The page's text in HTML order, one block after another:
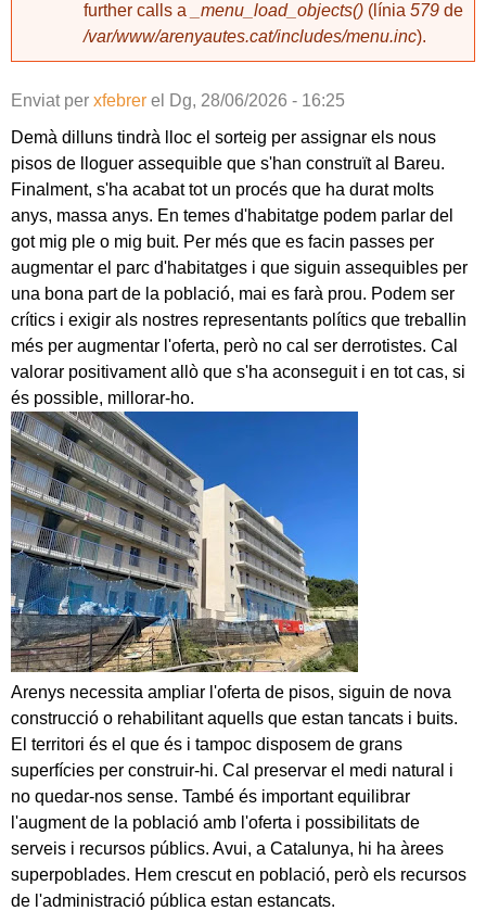
further calls a
_menu_load_objects() (línia 579 de
/var/www/arenyautes.cat/includes/menu.inc).
Enviat per xfebrer el
Dg, 28/06/2026 - 16:25
Demà dilluns tindrà lloc el sorteig per assignar els nous
pisos de lloguer assequible que s'han construït al Bareu.
Finalment, s'ha acabat tot un procés que ha durat molts
anys, massa anys. En temes d'habitatge podem parlar del
got mig ple o mig buit. Per més que es facin passes per
augmentar el parc d'habitatges i que siguin assequibles per
una bona part de la població, mai es farà prou. Podem ser
crítics i exigir als nostres representants polítics que treballin
més per augmentar l'oferta, però no cal ser derrotistes. Cal
valorar positivament allò que s'ha aconseguit i en tot cas, si
és possible, millorar-ho.
Arenys necessita ampliar l'oferta de pisos, siguin de nova
construcció o rehabilitant aquells que estan tancats i buits.
El territori és el que és i tampoc disposem de grans
superfícies per construir-hi. Cal preservar el medi natural i
no quedar-nos sense. També és important equilibrar
l'augment de la població amb l'oferta i possibilitats de
serveis i recursos públics. Avui, a Catalunya, hi ha àrees
superpoblades. Hem crescut en població, però els recursos
de l'administració pública estan estancats.